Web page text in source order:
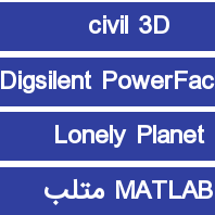
civil 3D
Digsilent
Lonely Planet
MATLAB متلب